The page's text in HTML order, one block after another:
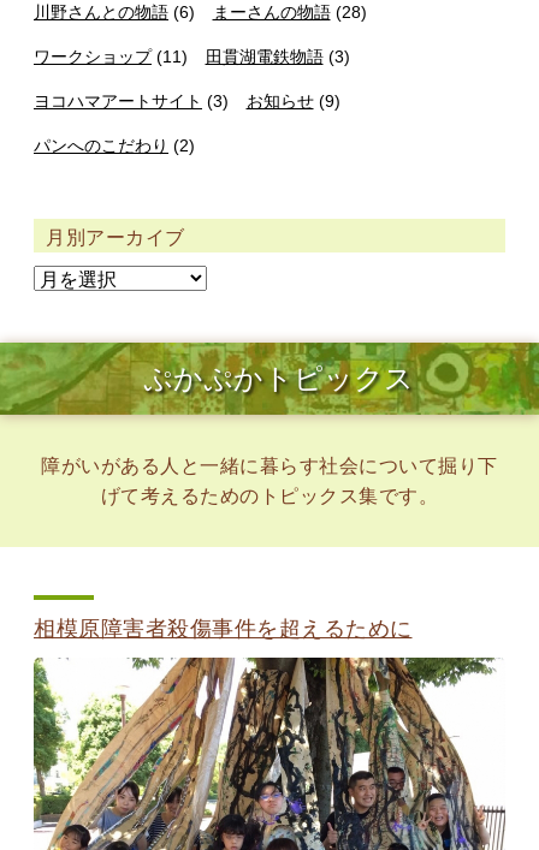
川野さんとの物語 (6) まーさんの物語(28)
ワークショップ(11) 田貫湖電鉄物語(3)
ヨコハマアートサイト (3) お知らせ(9)
パンへのこだわり (2)
月別アーカイブ
ぷかぷかトピックス
障がいがある人と一緒に暮らす社会について掘り下
げて考えるためのトピックス集です。
相模原障害者殺傷事件を超えるために